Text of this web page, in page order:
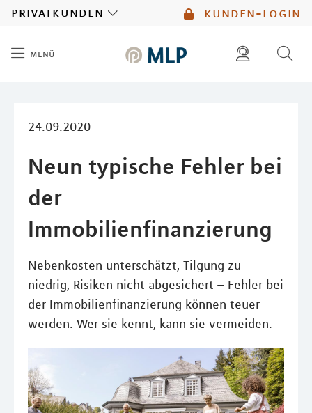
kunden-login
privatkunden
menü
24.09.2020
Neun typische Fehler bei
der
Immobilienfinanzierung
Nebenkosten unterschätzt, Tilgung zu
niedrig, Risiken nicht abgesichert – Fehler bei
der Immobilienfinanzierung können teuer
werden. Wer sie kennt, kann sie vermeiden.